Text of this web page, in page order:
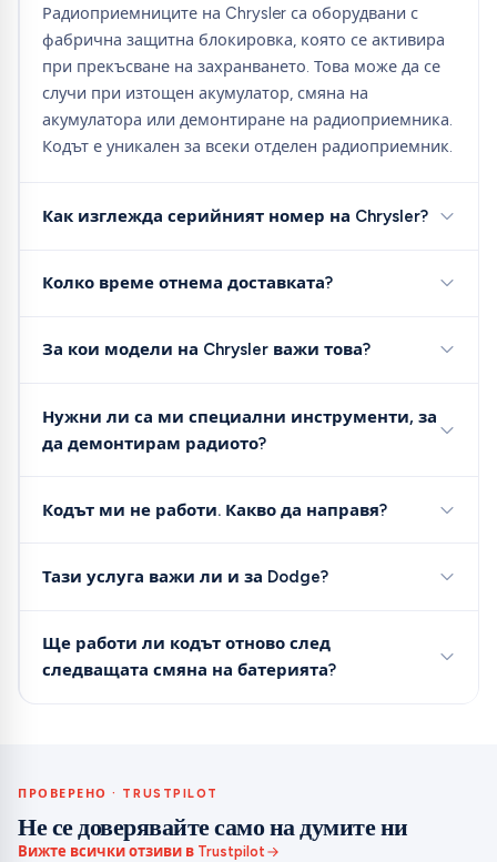
Радиоприемниците на Chrysler са оборудвани с
фабрична защитна блокировка, която се активира
при прекъсване на захранването. Това може да се
случи при изтощен акумулатор, смяна на
акумулатора или демонтиране на радиоприемника.
Кодът е уникален за всеки отделен радиоприемник.
Как изглежда серийният номер на Chrysler?
Колко време отнема доставката?
За кои модели на Chrysler важи това?
Нужни ли са ми специални инструменти, за
да демонтирам радиото?
Кодът ми не работи. Какво да направя?
Тази услуга важи ли и за Dodge?
Ще работи ли кодът отново след
следващата смяна на батерията?
ПРОВЕРЕНО · TRUSTPILOT
Не се доверявайте само на думите ни
Вижте всички отзиви в Trustpilot